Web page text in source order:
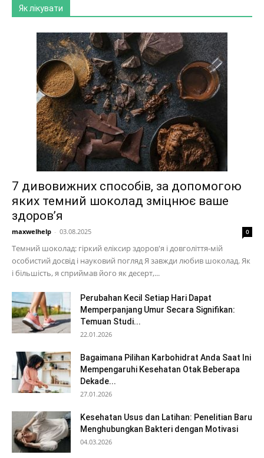
Як лікувати
7 дивовижних способів, за допомогою
яких темний шоколад зміцнює ваше
здоров’я
maxwelhelp - 03.08.2025 0
Темний шоколад: гіркий еліксир здоров'я і довголіття-мій
особистий досвід і науковий погляд Я завжди любив шоколад. Як
і більшість, я сприймав його як десерт,...
Perubahan Kecil Setiap Hari Dapat
Memperpanjang Umur Secara Signifikan:
Temuan Studi...
22.01.2026
Bagaimana Pilihan Karbohidrat Anda Saat Ini
Mempengaruhi Kesehatan Otak Beberapa
Dekade...
27.01.2026
Kesehatan Usus dan Latihan: Penelitian Baru
Menghubungkan Bakteri dengan Motivasi
04.03.2026